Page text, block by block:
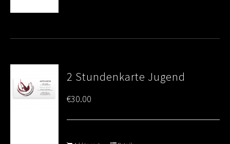
2 Stundenkarte Jugend
€30.00